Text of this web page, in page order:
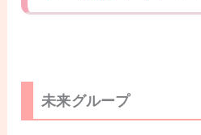
未来グループ